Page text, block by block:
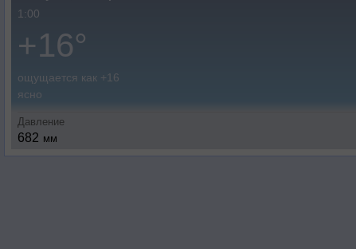
1:00
+16°
ощущается как +16
ясно
Давление
682 мм